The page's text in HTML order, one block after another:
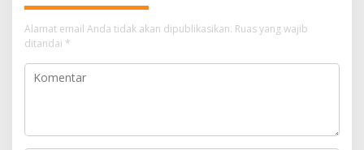
Alamat email Anda tidak akan dipublikasikan. Ruas yang wajib
ditandai *